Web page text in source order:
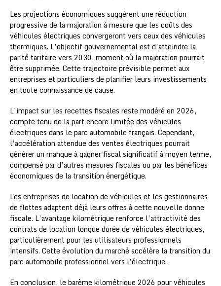
Les projections économiques suggèrent une réduction
progressive de la majoration à mesure que les coûts des
véhicules électriques convergeront vers ceux des véhicules
thermiques. L’objectif gouvernemental est d’atteindre la
parité tarifaire vers 2030, moment où la majoration pourrait
être supprimée. Cette trajectoire prévisible permet aux
entreprises et particuliers de planifier leurs investissements
en toute connaissance de cause.
L’impact sur les recettes fiscales reste modéré en 2026,
compte tenu de la part encore limitée des véhicules
électriques dans le parc automobile français. Cependant,
l’accélération attendue des ventes électriques pourrait
générer un manque à gagner fiscal significatif à moyen terme,
compensé par d’autres mesures fiscales ou par les bénéfices
économiques de la transition énergétique.
Les entreprises de location de véhicules et les gestionnaires
de flottes adaptent déjà leurs offres à cette nouvelle donne
fiscale. L’avantage kilométrique renforce l’attractivité des
contrats de location longue durée de véhicules électriques,
particulièrement pour les utilisateurs professionnels
intensifs. Cette évolution du marché accélère la transition du
parc automobile professionnel vers l’électrique.
En conclusion, le barème kilométrique 2026 pour véhicules